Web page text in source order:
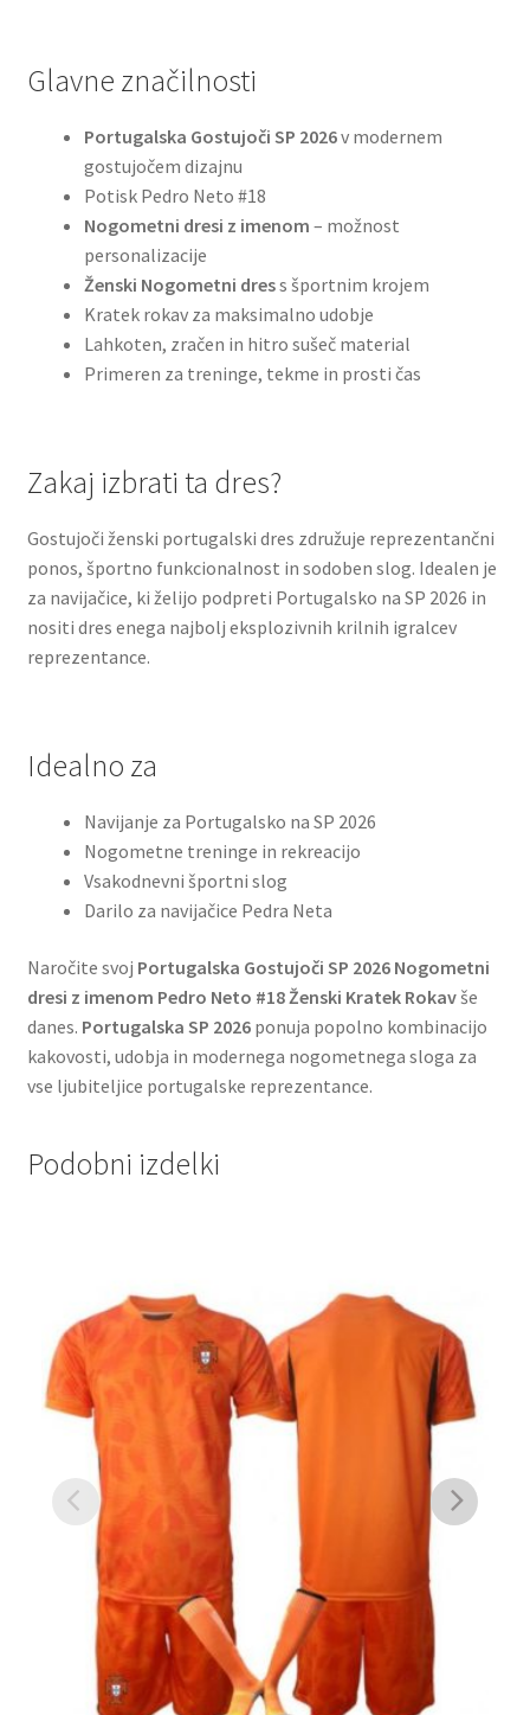
Glavne značilnosti
Portugalska Gostujoči SP 2026v modernem
gostujočem dizajnu
Potisk Pedro Neto #18
Nogometni dresi z imenom – možnost
personalizacije
Ženski Nogometni dress športnim krojem
Kratek rokav za maksimalno udobje
Lahkoten, zračen in hitro sušeč material
Primeren za treninge, tekme in prosti čas
Zakaj izbrati ta dres?
Gostujoči ženski portugalski dres združuje reprezentančni
ponos, športno funkcionalnost in sodoben slog. Idealen je
za navijačice, ki želijo podpreti Portugalsko na SP 2026 in
nositi dres enega najbolj eksplozivnih krilnih igralcev
reprezentance.
Idealno za
Navijanje za Portugalsko na SP 2026
Nogometne treninge in rekreacijo
Vsakodnevni športni slog
Darilo za navijačice Pedra Neta
Naročite svoj Portugalska Gostujoči SP 2026 Nogometni
dresi z imenom Pedro Neto #18 Ženski Kratek Rokavše
danes. Portugalska SP 2026ponuja popolno kombinacijo
kakovosti, udobja in modernega nogometnega sloga za
vse ljubiteljice portugalske reprezentance.
Podobni izdelki